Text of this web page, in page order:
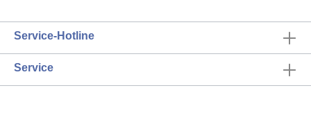
Service-Hotline
Service